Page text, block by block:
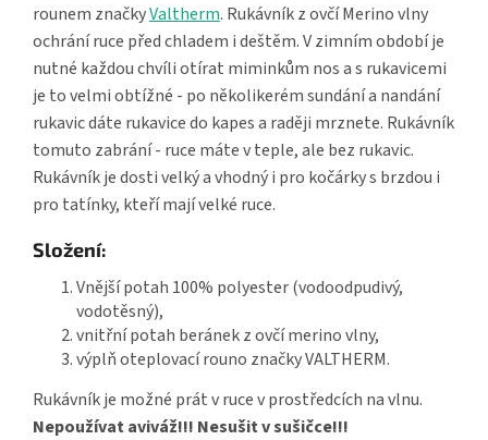
rounem značkyValtherm. Rukávník z ovčí Merino vlny
ochrání ruce před chladem i deštěm. V zimním období je
nutné každou chvíli otírat miminkům nos a s rukavicemi
je to velmi obtížné - po několikerém sundání a nandání
rukavic dáte rukavice do kapes a raději mrznete. Rukávník
tomuto zabrání - ruce máte v teple, ale bez rukavic.
Rukávník je dosti velký a vhodný i pro kočárky s brzdou i
pro tatínky, kteří mají velké ruce.
Složení:
Vnější potah 100% polyester (vodoodpudivý,
vodotěsný),
vnitřní potah beránek z ovčí merino vlny,
výplň oteplovací rouno značky VALTHERM.
Rukávník je možné prát v ruce v prostředcích na vlnu.
Nepoužívat aviváž!!! Nesušit v sušičce!!!